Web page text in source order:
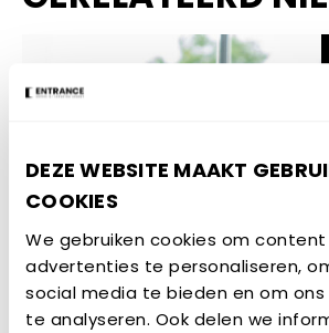
DEZE WEBSITE MAAKT
COOKIES
We gebruiken cookies om
advertenties te personaliseren,
social media te bieden en om
te analyseren. Ook delen we
7 JULI 2026